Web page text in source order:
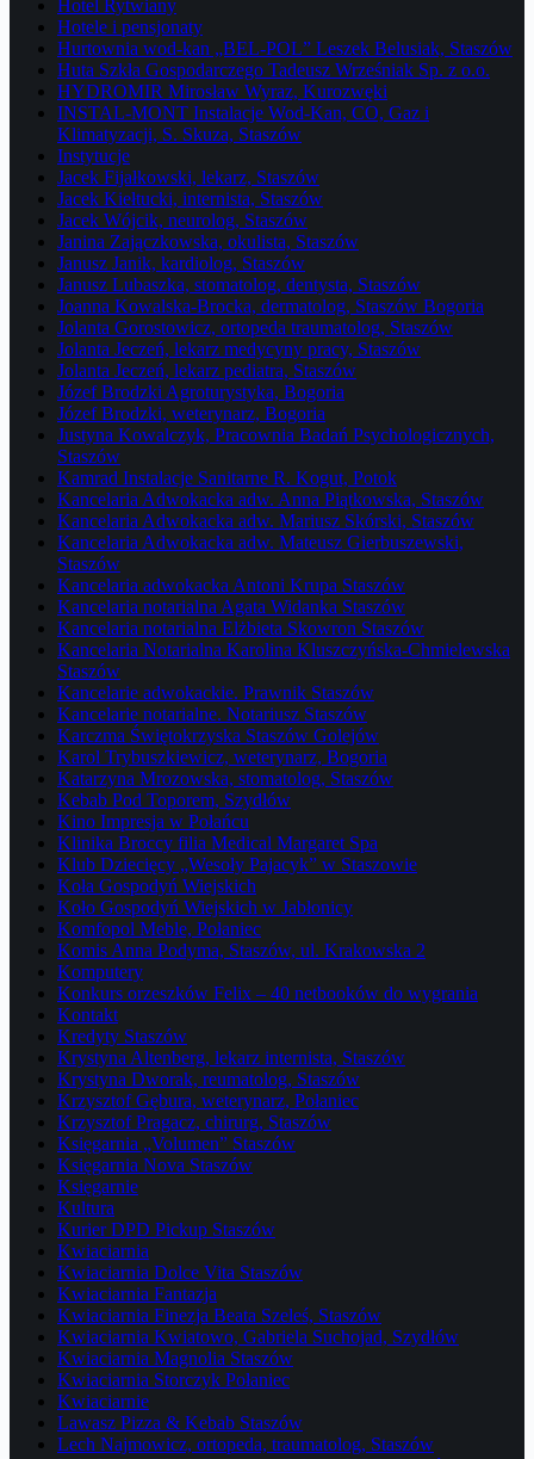
Hotel Rytwiany
Hotele i pensjonaty
Hurtownia wod-kan „BEL-POL” Leszek Belusiak, Staszów
Huta Szkła Gospodarczego Tadeusz Wrześniak Sp. z o.o.
HYDROMIR Mirosław Wyraz, Kurozwęki
INSTAL-MONT Instalacje Wod-Kan, CO, Gaz i
Klimatyzacji, S. Skuza, Staszów
Instytucje
Jacek Fijałkowski, lekarz, Staszów
Jacek Kiełtucki, internista, Staszów
Jacek Wójcik, neurolog, Staszów
Janina Zajączkowska, okulista, Staszów
Janusz Janik, kardiolog, Staszów
Janusz Lubaszka, stomatolog, dentysta, Staszów
Joanna Kowalska-Brocka, dermatolog, Staszów Bogoria
Jolanta Gorostowicz, ortopeda traumatolog, Staszów
Jolanta Jeczeń, lekarz medycyny pracy, Staszów
Jolanta Jeczeń, lekarz pediatra, Staszów
Józef Brodzki Agroturystyka, Bogoria
Józef Brodzki, weterynarz, Bogoria
Justyna Kowalczyk, Pracownia Badań Psychologicznych,
Staszów
Kamrad Instalacje Sanitarne R. Kogut, Potok
Kancelaria Adwokacka adw. Anna Piątkowska, Staszów
Kancelaria Adwokacka adw. Mariusz Skórski, Staszów
Kancelaria Adwokacka adw. Mateusz Gierbuszewski,
Staszów
Kancelaria adwokacka Antoni Krupa Staszów
Kancelaria notarialna Agata Widanka Staszów
Kancelaria notarialna Elżbieta Skowron Staszów
Kancelaria Notarialna Karolina Kluszczyńska-Chmielewska
Staszów
Kancelarie adwokackie. Prawnik Staszów
Kancelarie notarialne. Notariusz Staszów
Karczma Świętokrzyska Staszów Golejów
Karol Trybuszkiewicz, weterynarz, Bogoria
Katarzyna Mrozowska, stomatolog, Staszów
Kebab Pod Toporem, Szydłów
Kino Impresja w Połańcu
Klinika Broccy filia Medical Margaret Spa
Klub Dziecięcy „Wesoły Pajacyk” w Staszowie
Koła Gospodyń Wiejskich
Koło Gospodyń Wiejskich w Jabłonicy
Komfopol Meble, Połaniec
Komis Anna Podyma, Staszów, ul. Krakowska 2
Komputery
Konkurs orzeszków Felix – 40 netbooków do wygrania
Kontakt
Kredyty Staszów
Krystyna Altenberg, lekarz internista, Staszów
Krystyna Dworak, reumatolog, Staszów
Krzysztof Gębura, weterynarz, Połaniec
Krzysztof Pragacz, chirurg, Staszów
Księgarnia „Volumen” Staszów
Księgarnia Nova Staszów
Księgarnie
Kultura
Kurier DPD Pickup Staszów
Kwiaciarnia
Kwiaciarnia Dolce Vita Staszów
Kwiaciarnia Fantazja
Kwiaciarnia Finezja Beata Szeleś, Staszów
Kwiaciarnia Kwiatowo, Gabriela Suchojad, Szydłów
Kwiaciarnia Magnolia Staszów
Kwiaciarnia Storczyk Połaniec
Kwiaciarnie
Lawasz Pizza & Kebab Staszów
Lech Najmowicz, ortopeda, traumatolog, Staszów